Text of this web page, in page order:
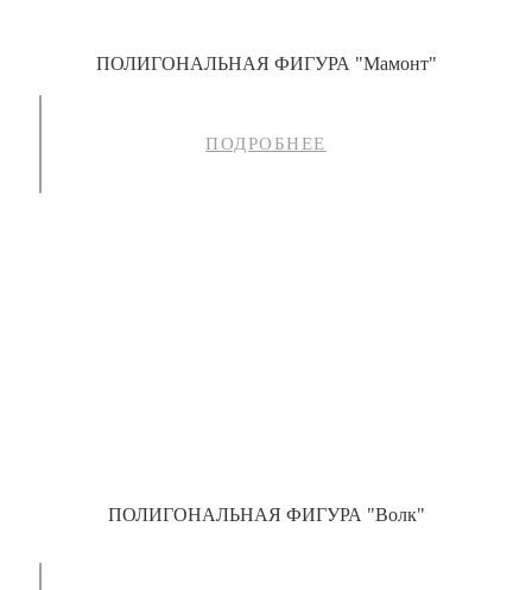
ПОЛИГОНАЛЬНАЯ ФИГУРА "Мамонт"
ПОДРОБНЕЕ
ПОЛИГОНАЛЬНАЯ ФИГУРА "Волк"